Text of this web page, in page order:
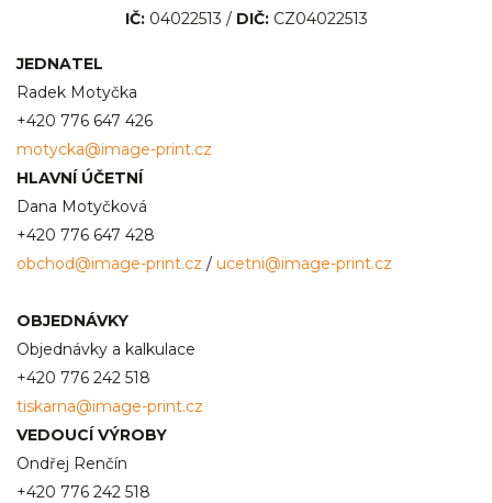
IČ:04022513 / DIČ:CZ04022513
JEDNATEL
Radek Motyčka
+420 776 647 426
motycka@image-print.cz
HLAVNÍ ÚČETNÍ
Dana Motyčková
+420 776 647 428
obchod@image-print.cz / ucetni@image-print.cz
OBJEDNÁVKY
Objednávky a kalkulace
+420 776 242 518
tiskarna@image-print.cz
VEDOUCÍ VÝROBY
Ondřej Renčín
+420 776 242 518